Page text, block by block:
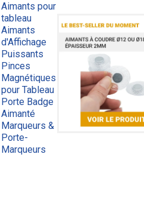
Aimants pour
tableau
Aimants
d'Affichage
Puissants
Pinces
Magnétiques
pour Tableau
Porte Badge
Aimanté
Marqueurs &
Porte-
Marqueurs